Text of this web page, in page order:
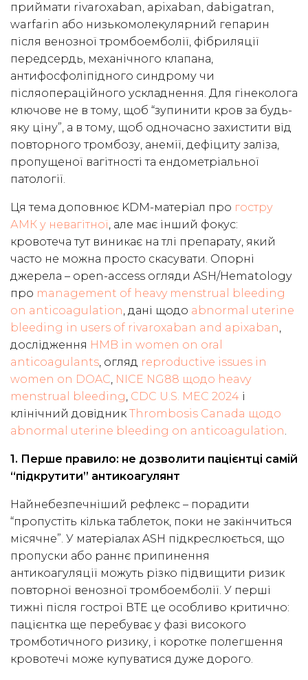
приймати rivaroxaban, apixaban, dabigatran,
warfarin або низькомолекулярний гепарин
після венозної тромбоемболії, фібриляції
передсердь, механічного клапана,
антифосфоліпідного синдрому чи
післяопераційного ускладнення. Для гінеколога
ключове не в тому, щоб “зупинити кров за будь-
яку ціну”, а в тому, щоб одночасно захистити від
повторного тромбозу, анемії, дефіциту заліза,
пропущеної вагітності та ендометріальної
патології.
Ця тема доповнює KDM-матеріал про гостру
АМК у невагітної, але має інший фокус:
кровотеча тут виникає на тлі препарату, який
часто не можна просто скасувати. Опорні
джерела – open-access огляди ASH/Hematology
про management of heavy menstrual bleeding
on anticoagulation, дані щодо abnormal uterine
bleeding in users of rivaroxaban and apixaban,
дослідження HMB in women on oral
anticoagulants, огляд reproductive issues in
women on DOAC, NICE NG88 щодо heavy
menstrual bleeding, CDC U.S. MEC 2024 і
клінічний довідник Thrombosis Canada щодо
abnormal uterine bleeding on anticoagulation.
1. Перше правило: не дозволити пацієнтці самій
“підкрутити” антикоагулянт
Найнебезпечніший рефлекс – порадити
“пропустіть кілька таблеток, поки не закінчиться
місячне”. У матеріалах ASH підкреслюється, що
пропуски або раннє припинення
антикоагуляції можуть різко підвищити ризик
повторної венозної тромбоемболії. У перші
тижні після гострої ВТЕ це особливо критично:
пацієнтка ще перебуває у фазі високого
тромботичного ризику, і коротке полегшення
кровотечі може купуватися дуже дорого.